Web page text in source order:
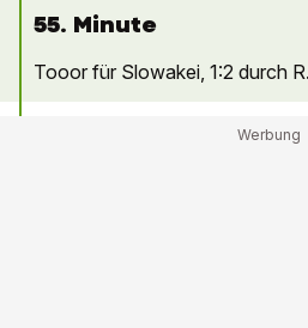
55. Minute
Tooor für Slowakei, 1:2 durch